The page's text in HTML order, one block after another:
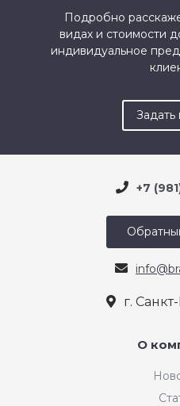
Подробно
видах и стоимости
индивидуальное
Задать
+7
г.
О